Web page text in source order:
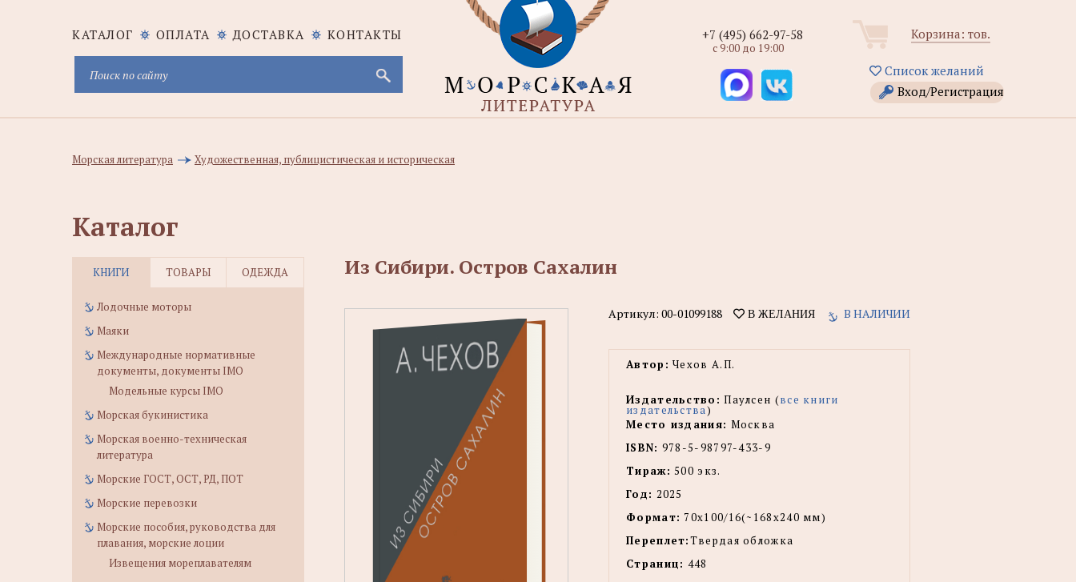
КАТАЛОГ ОПЛАТА ДОСТАВКА КОНТАКТЫ Корзина: тов.
Список желаний
Вход/Регистрация
+7 (495) 662-97-58
с 9:00 до 19:00
Морская литература Художественная, публицистическая и историческая
Каталог
КНИГИ ТОВАРЫ ОДЕЖДА
Лодочные моторы
Маяки
Международные нормативные
документы, документы IMO
Модельные курсы IMO
Морская букинистика
Морская военно-техническая
литература
Морские ГОСТ, ОСТ, РД, ПОТ
Морские перевозки
Морские пособия, руководства для
плавания, морские лоции
Извещения мореплавателям
Из Сибири. Остров Сахалин
Артикул: 00-01099188 В ЖЕЛАНИЯ В НАЛИЧИИ
Автор: Чехов А.П.
Издательство: Паулсен (все книги
издательства)
Место издания: Москва
ISBN: 978-5-98797-433-9
Тираж: 500 экз.
Год: 2025
Формат: 70х100/16(~168x240 мм)
Переплет:Твердая обложка
Страниц: 448